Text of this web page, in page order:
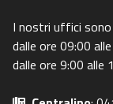
I nostri uffici sono
dalle ore 09:00
dalle ore 9:00 alle